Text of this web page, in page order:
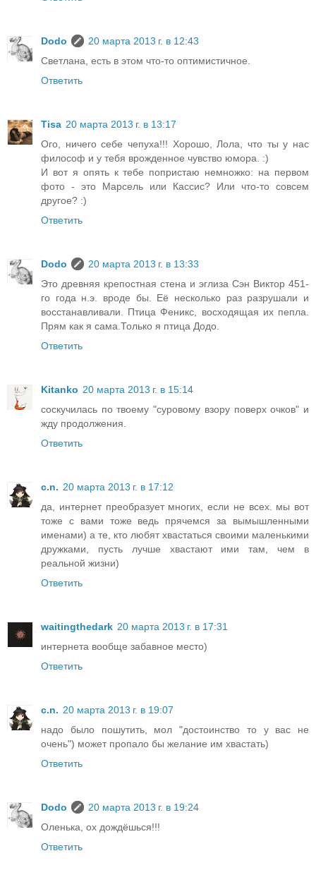
Dodo
20 марта 2013 г. в 12:43
Светлана, есть в этом что-то оптимистичное.
Ответить
Tisa 20 марта 2013 г. в 13:17
Ого, ничего себе чепуха!!! Хорошо, Лола, что ты у нас
философ и у тебя врожденное чувство юмора. :)
И вот я опять к тебе попристаю немножко: на первом
фото - это Марсель или Кассис? Или что-то совсем
другое? :)
Ответить
Dodo
20 марта 2013 г. в 13:33
Это древняя крепостная стена и эглиза Сэн Виктор 451-
го года н.э. вроде бы. Её несколько раз разрушали и
восстанавливали. Птица Феникс, восходящая их пепла.
Прям как я сама.Только я птица Додо.
Ответить
Kitanko 20 марта 2013 г. в 15:14
соскучилась по твоему "суровому взору поверх очков" и
жду продолжения.
Ответить
c.n. 20 марта 2013 г. в 17:12
да, интернет преобразует многих, если не всех. мы вот
тоже с вами тоже ведь прячемся за вымышленными
именами) а те, кто любят хвастаться своими маленькими
дружками, пусть лучше хвастают ими там, чем в
реальной жизни)
Ответить
waitingthedark 20 марта 2013 г. в 17:31
интернета вообще забавное место)
Ответить
c.n. 20 марта 2013 г. в 19:07
надо было пошутить, мол "достоинство то у вас не
очень") может пропало бы желание им хвастать)
Ответить
Dodo
20 марта 2013 г. в 19:24
Оленька, ох дождёшься!!!
Ответить